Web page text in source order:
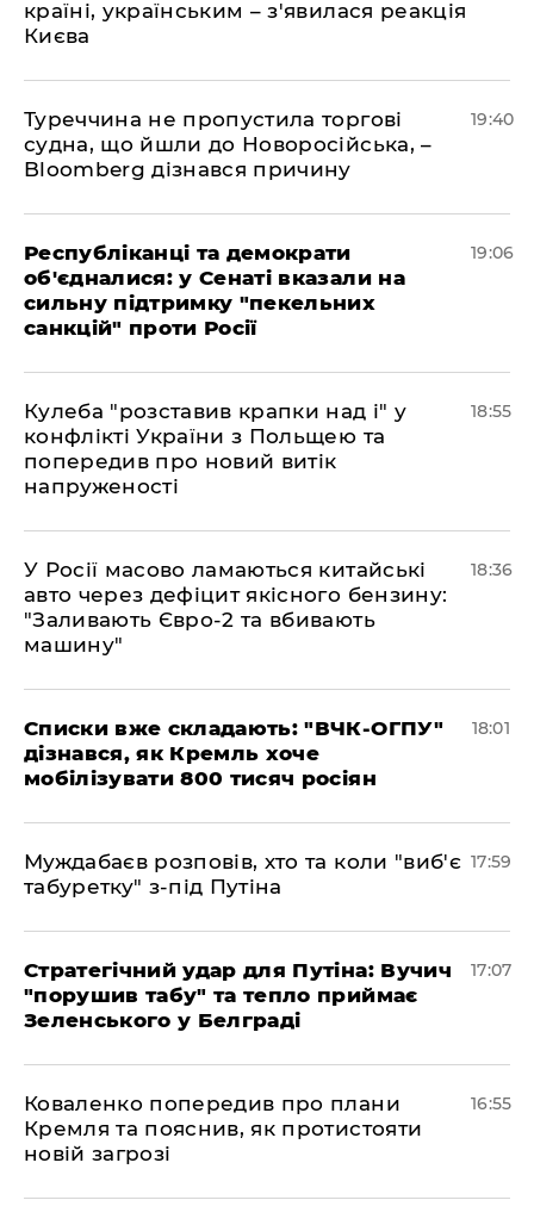
країні, українським – з'явилася реакція
Києва
Туреччина не пропустила торгові
судна, що йшли до Новоросійська, –
Bloomberg дізнався причину
19:40
Республіканці та демократи
об'єдналися: у Сенаті вказали на
сильну підтримку "пекельних
санкцій" проти Росії
19:06
Кулеба "розставив крапки над і" у
конфлікті України з Польщею та
попередив про новий витік
напруженості
18:55
У Росії масово ламаються китайські
авто через дефіцит якісного бензину:
"Заливають Євро-2 та вбивають
машину"
18:36
Списки вже складають: "ВЧК-ОГПУ"
дізнався, як Кремль хоче
мобілізувати 800 тисяч росіян
18:01
Муждабаєв розповів, хто та коли "виб'є
табуретку" з-під Путіна
17:59
Стратегічний удар для Путіна: Вучич
"порушив табу" та тепло приймає
Зеленського у Белграді
17:07
Коваленко попередив про плани
Кремля та пояснив, як протистояти
новій загрозі
16:55